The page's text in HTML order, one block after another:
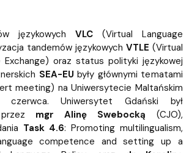
językowych VLC(Virtual Language
tandemów językowych VTLE (Virtual
Exchange) oraz status polityki językowej
SEA-EU były głównymi tematami
meeting) na Uniwersytecie Maltańskim
czerwca. Uniwersytet Gdański był
przez mgr Alinę Swebocką (CJO),
Task 4.6: Promoting multilingualism,
competence and setting up a